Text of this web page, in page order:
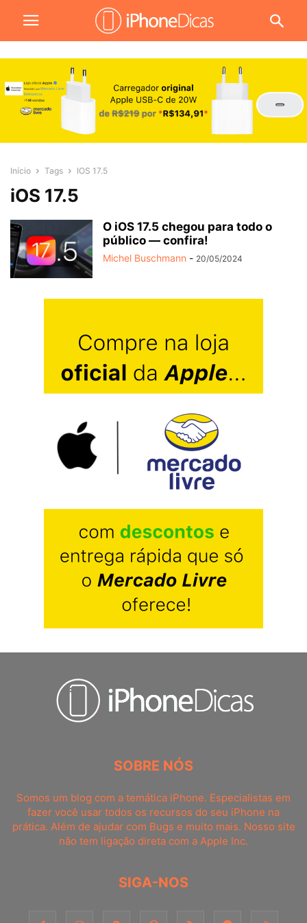
Início Tags IOS 17.5
iOS 17.5
O iOS 17.5 chegou para todo o
público — confira!
Michel Buschmann - 20/05/2024
SOBRE NÓS
Somos um blog com a temática iPhone. Especialistas em
fazer você usar todos os recursos do seu iPhone na
prática. Além de ajudar com Bugs e muito mais. Nosso site
não tem ligação direta com a Apple Inc.
SIGA-NOS